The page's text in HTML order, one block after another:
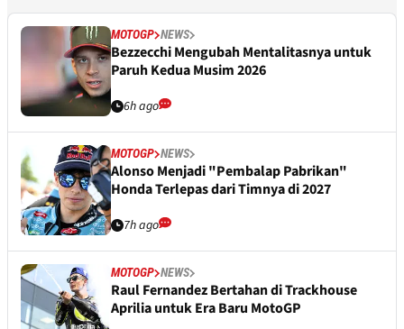
MOTOGP NEWS
Bezzecchi Mengubah Mentalitasnya untuk
Paruh Kedua Musim 2026
6h ago
MOTOGP NEWS
Alonso Menjadi "Pembalap Pabrikan"
Honda Terlepas dari Timnya di 2027
7h ago
MOTOGP NEWS
Raul Fernandez Bertahan di Trackhouse
Aprilia untuk Era Baru MotoGP